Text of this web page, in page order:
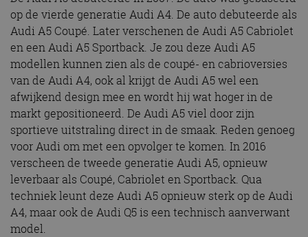
op de vierde generatie Audi A4. De auto debuteerde als
Audi A5 Coupé. Later verschenen de Audi A5 Cabriolet
en een Audi A5 Sportback. Je zou deze Audi A5
modellen kunnen zien als de coupé- en cabrioversies
van de Audi A4, ook al krijgt de Audi A5 wel een
afwijkend design mee en wordt hij wat hoger in de
markt gepositioneerd. De Audi A5 viel door zijn
sportieve uitstraling direct in de smaak. Reden genoeg
voor Audi om met een opvolger te komen. In 2016
verscheen de tweede generatie Audi A5, opnieuw
leverbaar als Coupé, Cabriolet en Sportback. Qua
techniek leunt deze Audi A5 opnieuw sterk op de Audi
A4, maar ook de Audi Q5 is een technisch aanverwant
model.